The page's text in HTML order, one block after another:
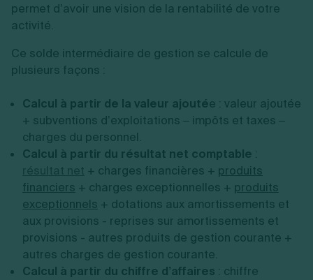
permet d’avoir une vision de la rentabilité de votre
activité.
Ce solde intermédiaire de gestion se calcule de
plusieurs façons :
Calcul à partir de la valeur ajoutée : valeur ajoutée
+ subventions d’exploitations – impôts et taxes –
charges du personnel.
Calcul à partir du résultat net comptable :
résultat net + charges financières + produits
financiers + charges exceptionnelles + produits
exceptionnels + dotations aux amortissements et
aux provisions - reprises sur amortissements et
provisions - autres produits de gestion courante +
autres charges de gestion courante.
Calcul à partir du chiffre d’affaires : chiffre